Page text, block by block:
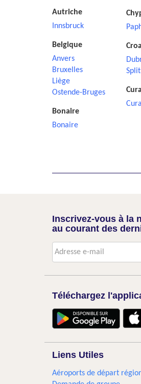
Autriche
Innsbruck
Belgique
Anvers
Bruxelles
Liège
Ostende-Bruges
Bonaire
Bonaire
Split
Inscrivez-vous à la
au courant des
Téléchargez
Liens Utiles
Aéroports de départ